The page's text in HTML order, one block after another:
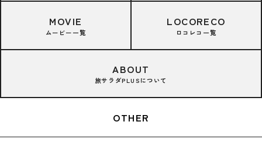
MOVIE
ムービー一覧
LOCORECO
ロコレコ一覧
ABOUT
旅サラダPLUSについて
OTHER